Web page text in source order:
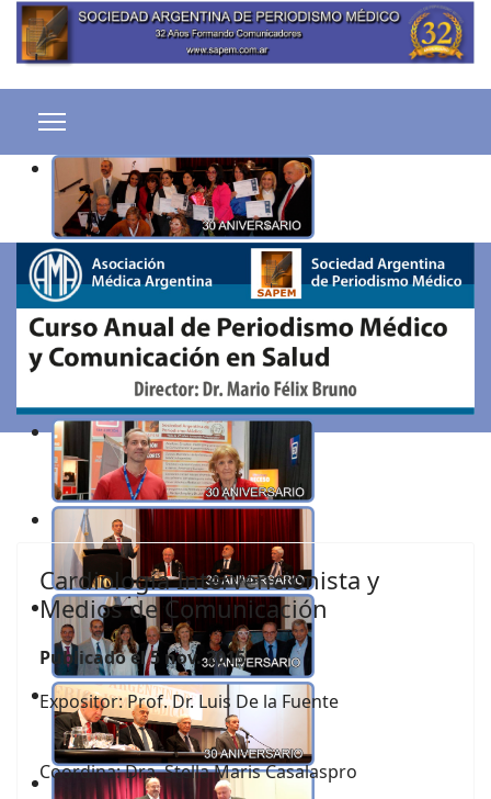
Cardiología Intervencionista y
Medios de Comunicación
Publicado el 5 nov. 2015
Expositor: Prof. Dr. Luis De la Fuente
Coordina: Dra. Stella Maris Casalaspro